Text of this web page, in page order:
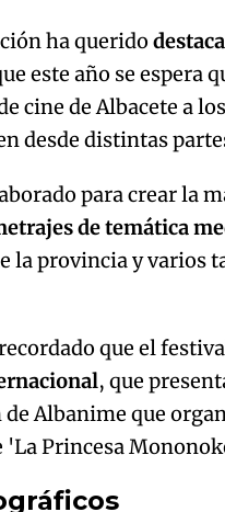
ha querido
este año se espera
cine de Albacete a
desde distintas
para crear la
de temática
la provincia y varios
que el
, que
Albanime que
Princesa